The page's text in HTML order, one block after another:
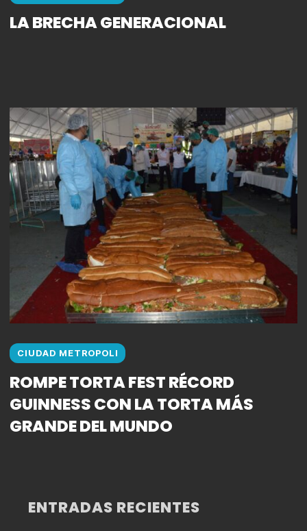
LA BRECHA GENERACIONAL
CIUDAD METROPOLI
ROMPE TORTA FEST RÉCORD
GUINNESS CON LA TORTA MÁS
GRANDE DEL MUNDO
ENTRADAS RECIENTES